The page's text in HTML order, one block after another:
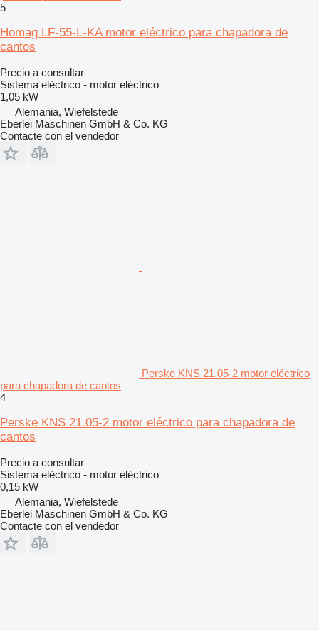
5
Homag LF-55-L-KA motor eléctrico para chapadora de
cantos
Precio a consultar
Sistema eléctrico - motor eléctrico
1,05 kW
Alemania, Wiefelstede
Eberlei Maschinen GmbH & Co. KG
Contacte con el vendedor
Perske KNS 21.05-2 motor eléctrico
para chapadora de cantos
4
Perske KNS 21.05-2 motor eléctrico para chapadora de
cantos
Precio a consultar
Sistema eléctrico - motor eléctrico
0,15 kW
Alemania, Wiefelstede
Eberlei Maschinen GmbH & Co. KG
Contacte con el vendedor